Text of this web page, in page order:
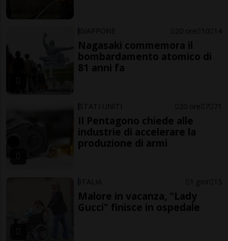
GIAPPONE 20 ore 10 14
Nagasaki commemora il
bombardamento atomico di
81 anni fa
STATI UNITI 20 ore 7 71
Il Pentagono chiede alle
industrie di accelerare la
produzione di armi
ITALIA 1 gior 15
Malore in vacanza, "Lady
Gucci" finisce in ospedale